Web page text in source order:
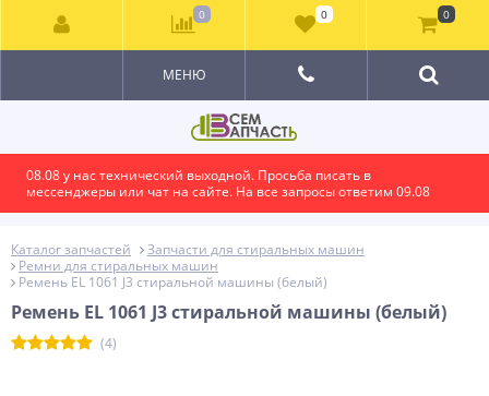
08.08 у нас технический выходной. Просьба писать в
мессенджеры или чат на сайте. На все запросы ответим 09.08
МЕНЮ
Каталог запчастей
Запчасти для стиральных машин
Ремни для стиральных машин
Ремень EL 1061 J3 стиральной машины (белый)
Ремень EL 1061 J3 стиральной машины (белый)
(4)
0 0 0